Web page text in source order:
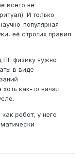
всего не
И только
популярная
её строгих правил
ПГ физику нужно
в виде
как-то начал
робот, у него